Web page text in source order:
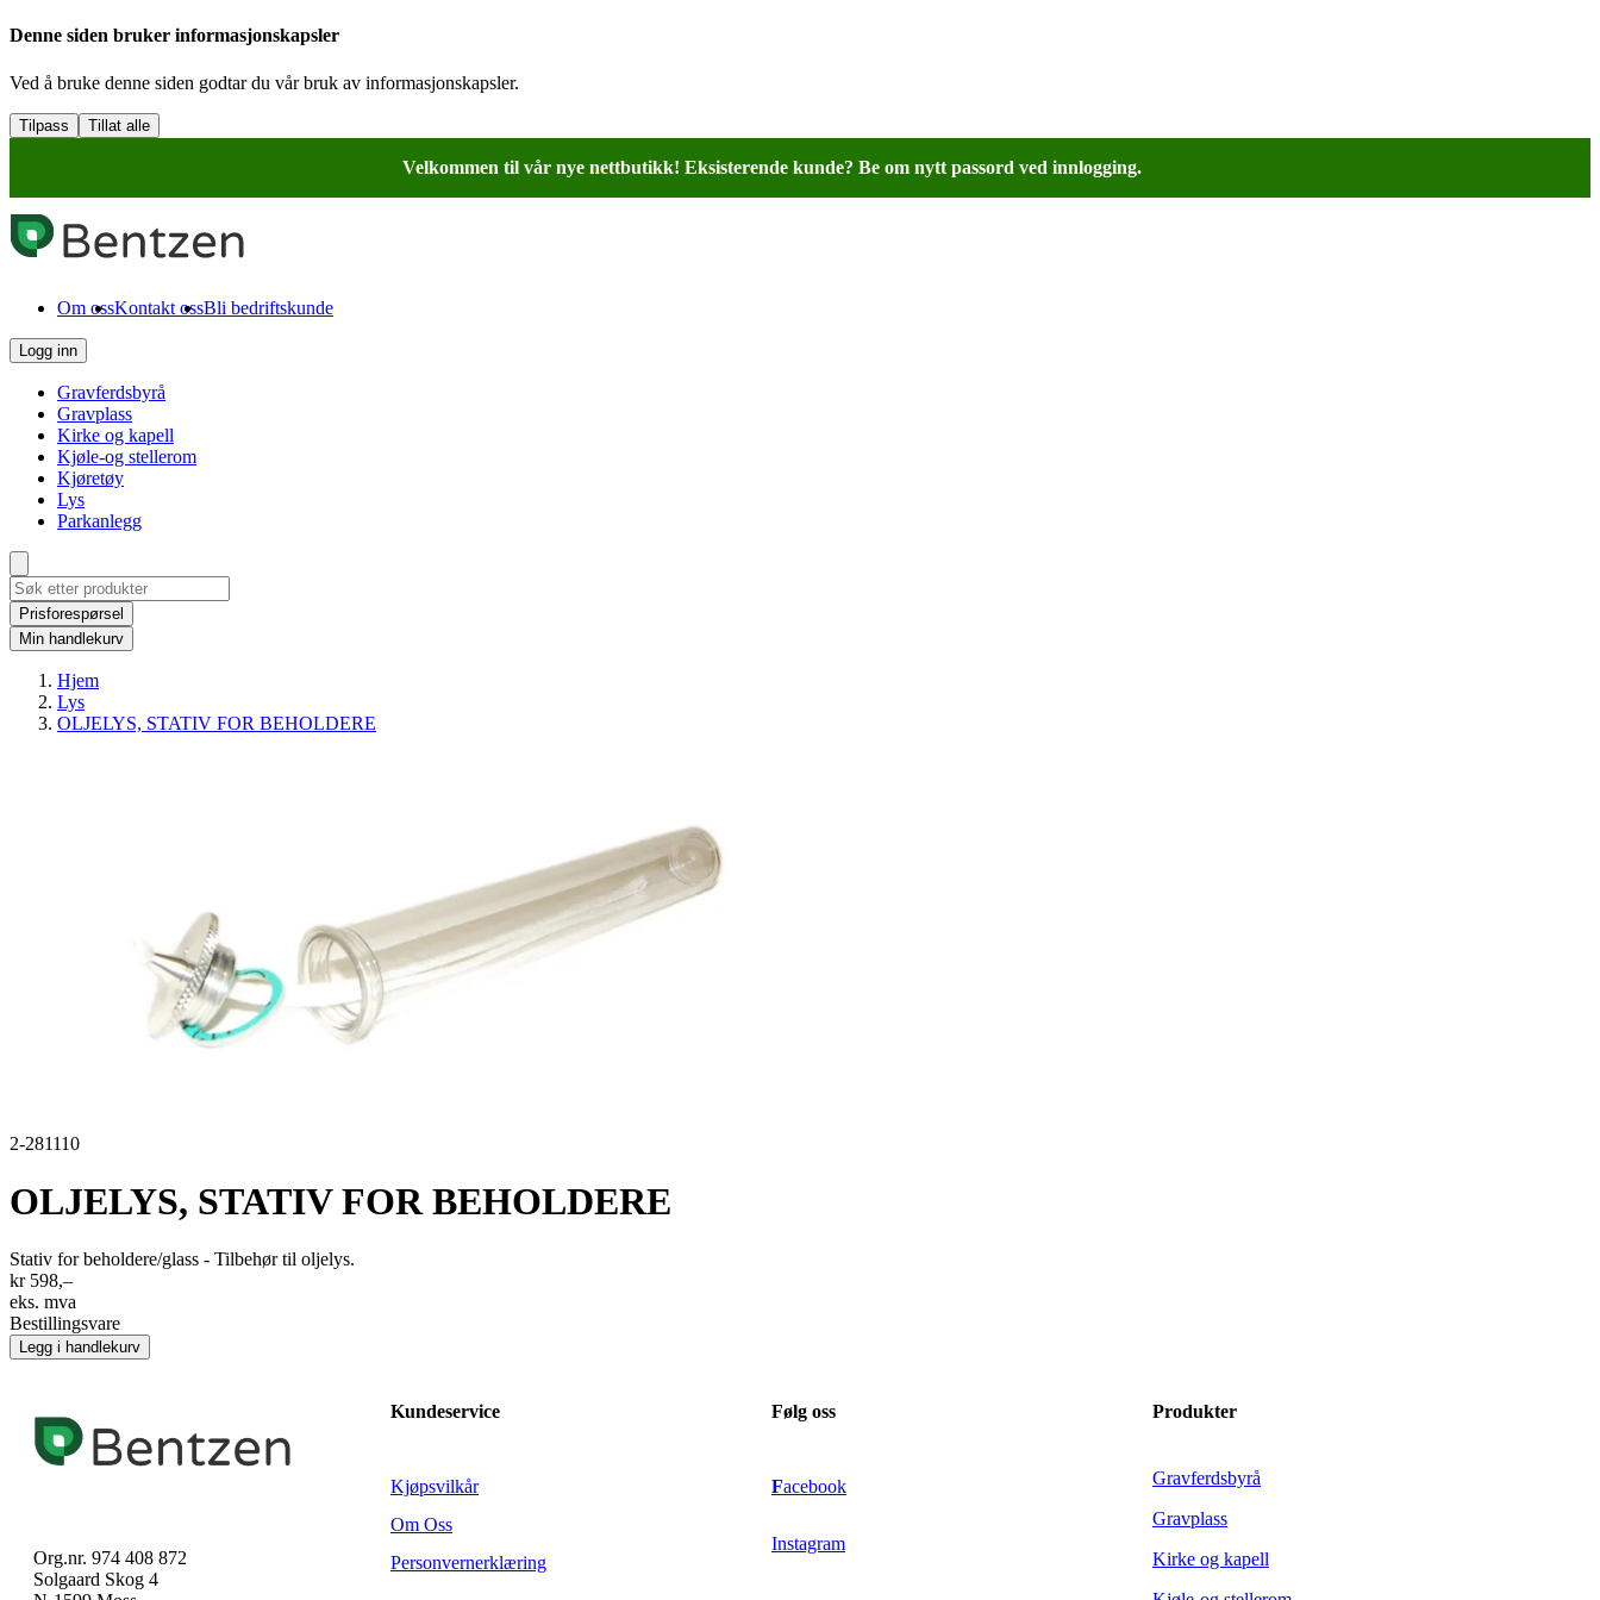
Denne siden bruker informasjonskapsler
Ved å bruke denne siden godtar du vår bruk av informasjonskapsler.
Tilpass Tillat alle
Velkommen til vår nye nettbutikk! Eksisterende kunde? Be om nytt passord ved innlogging.
Om ossKontakt ossBli bedriftskunde
Logg inn
Gravferdsbyrå
Gravplass
Kirke og kapell
Kjøle-og stellerom
Kjøretøy
Lys
Parkanlegg
Prisforespørsel
Min handlekurv
Hjem
Lys
OLJELYS, STATIV FOR BEHOLDERE
2-281110
OLJELYS, STATIV FOR BEHOLDERE
Stativ for beholdere/glass - Tilbehør til oljelys.
kr 598,–
eks. mva
Bestillingsvare
Legg i handlekurv
Org.nr. 974 408 872
Solgaard Skog 4
Kundeservice
Kjøpsvilkår
Om Oss
Personvernerklæring
Følg oss
Facebook
Instagram
Produkter
Gravferdsbyrå
Gravplass
Kirke og kapell